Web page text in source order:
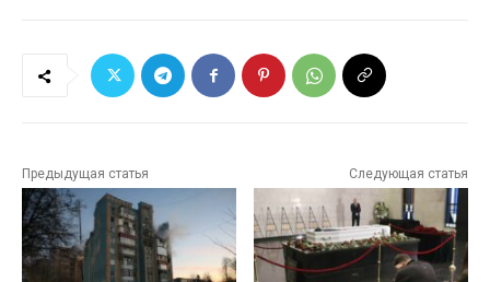
Предыдущая статья Следующая статья